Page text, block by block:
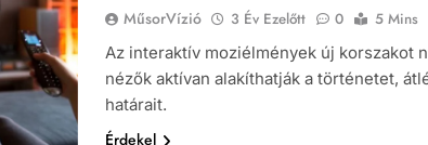
MűsorVízió 3 Év Ezelőtt 0
5 Mins
Az interaktív moziélmények új korszakot
nézők aktívan alakíthatják a történetet,
határait.
Érdekel